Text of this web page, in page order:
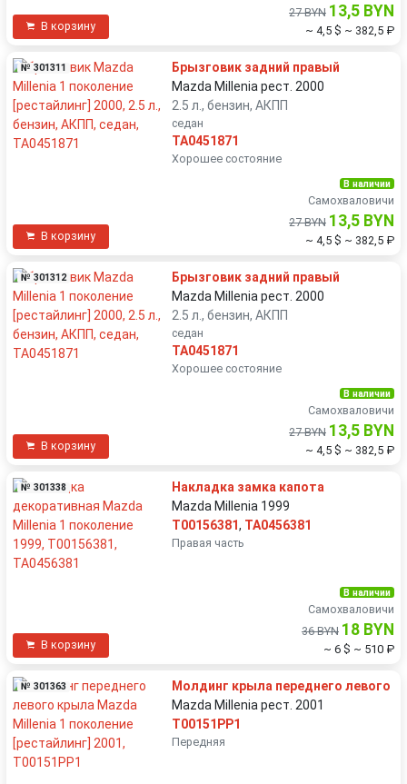
В корзину
27 BYN 13,5 BYN
~ 4,5 $ ~ 382,5 ₽
№ 301311
Брызговик задний правый
Mazda Millenia рест. 2000
2.5 л., бензин, АКПП
седан
TA0451871
Хорошее состояние
В корзину
В наличии
Самохваловичи
27 BYN 13,5 BYN
~ 4,5 $ ~ 382,5 ₽
№ 301312
Брызговик задний правый
Mazda Millenia рест. 2000
2.5 л., бензин, АКПП
седан
TA0451871
Хорошее состояние
В корзину
В наличии
Самохваловичи
27 BYN 13,5 BYN
~ 4,5 $ ~ 382,5 ₽
№ 301338
Накладка замка капота
Mazda Millenia 1999
T00156381, TA0456381
Правая часть
В корзину
В наличии
Самохваловичи
36 BYN 18 BYN
~ 6 $ ~ 510 ₽
№ 301363
Молдинг крыла переднего левого
Mazda Millenia рест. 2001
T00151PP1
Передняя